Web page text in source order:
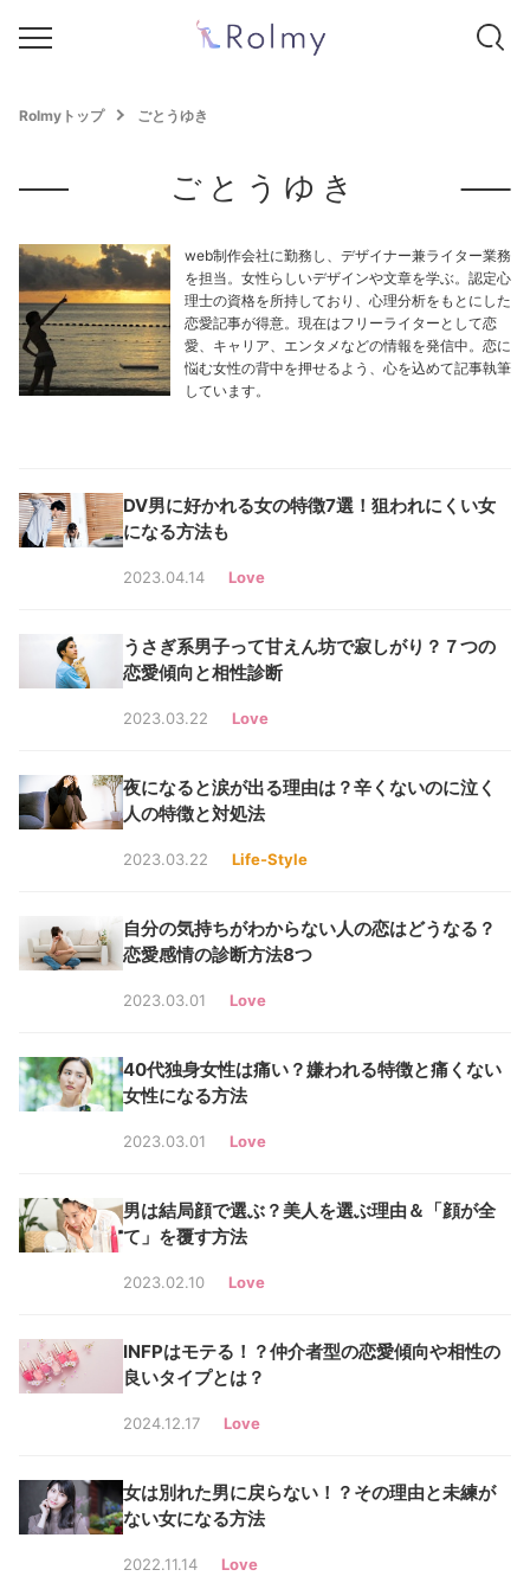
Rolmyトップ ごとうゆき
ごとうゆき
web制作会社に勤務し、デザイナー兼ライター業務
を担当。女性らしいデザインや文章を学ぶ。認定心
理士の資格を所持しており、心理分析をもとにした
恋愛記事が得意。現在はフリーライターとして恋
愛、キャリア、エンタメなどの情報を発信中。恋に
悩む女性の背中を押せるよう、心を込めて記事執筆
しています。
DV男に好かれる女の特徴7選！狙われにくい女
になる方法も
2023.04.14 Love
うさぎ系男子って甘えん坊で寂しがり？７つの
恋愛傾向と相性診断
2023.03.22 Love
夜になると涙が出る理由は？辛くないのに泣く
人の特徴と対処法
2023.03.22 Life-Style
自分の気持ちがわからない人の恋はどうなる？
恋愛感情の診断方法8つ
2023.03.01 Love
40代独身女性は痛い？嫌われる特徴と痛くない
女性になる方法
2023.03.01 Love
男は結局顔で選ぶ？美人を選ぶ理由＆「顔が全
て」を覆す方法
2023.02.10 Love
INFPはモテる！？仲介者型の恋愛傾向や相性の
良いタイプとは？
2024.12.17 Love
女は別れた男に戻らない！？その理由と未練が
ない女になる方法
2022.11.14 Love